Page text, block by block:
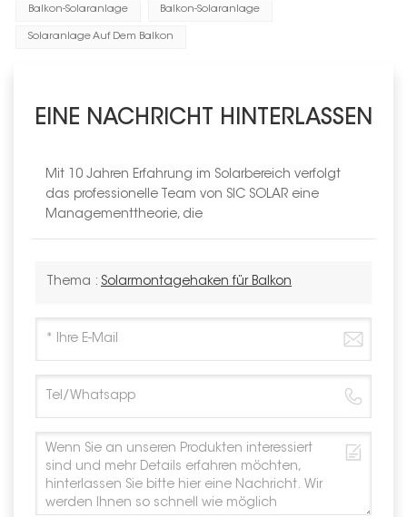
Balkon-Solaranlage Balkon-Solaranlage
Solaranlage Auf Dem Balkon
EINE NACHRICHT HINTERLASSEN
Mit 10 Jahren Erfahrung im Solarbereich verfolgt
das professionelle Team von SIC SOLAR eine
Managementtheorie, die
Thema : Solarmontagehaken für Balkon